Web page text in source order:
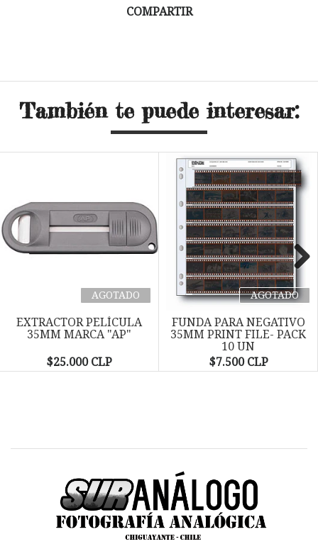
COMPARTIR
También te puede interesar:
AGOTADO
EXTRACTOR PELÍCULA
35MM MARCA "AP"
$25.000 CLP
AGOTADO
FUNDA PARA NEGATIVO
35MM PRINT FILE- PACK
10 UN
$7.500 CLP
Next